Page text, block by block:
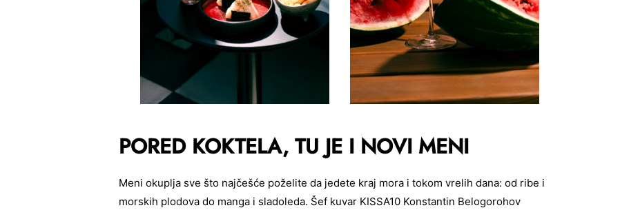
PORED KOKTELA, TU JE I NOVI MENI
Meni okuplja sve što najčešće poželite da jedete kraj mora i tokom vrelih dana: od ribe i
morskih plodova do manga i sladoleda. Šef kuvar KISSA10 Konstantin Belogorohov